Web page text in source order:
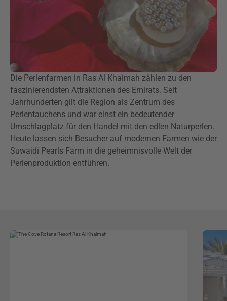
Die Perlenfarmen in Ras Al Khaimah zählen zu den
faszinierendsten Attraktionen des Emirats. Seit
Jahrhunderten gilt die Region als Zentrum des
Perlentauchens und war einst ein bedeutender
Umschlagplatz für den Handel mit den edlen Naturperlen.
Heute lassen sich Besucher auf modernen Farmen wie der
Suwaidi Pearls Farm in die geheimnisvolle Welt der
Perlenproduktion entführen.